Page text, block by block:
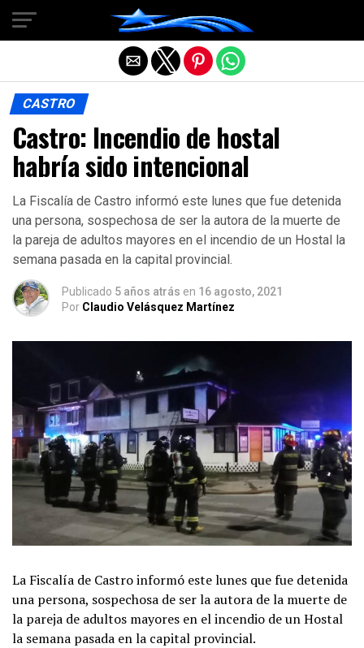
CASTRO
Castro: Incendio de hostal
habría sido intencional
La Fiscalía de Castro informó este lunes que fue detenida
una persona, sospechosa de ser la autora de la muerte de
la pareja de adultos mayores en el incendio de un Hostal la
semana pasada en la capital provincial.
Publicado 5 años atrás en 16 agosto, 2021
Por Claudio Velásquez Martínez
La Fiscalía de Castro informó este lunes que fue detenida
una persona, sospechosa de ser la autora de la muerte de
la pareja de adultos mayores en el incendio de un Hostal
la semana pasada en la capital provincial.
Salir de la versión móvil